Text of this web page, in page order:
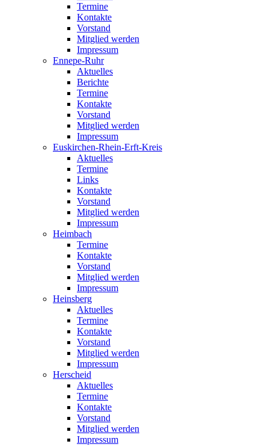
Termine
Kontakte
Vorstand
Mitglied werden
Impressum
Ennepe-Ruhr
Aktuelles
Berichte
Termine
Kontakte
Vorstand
Mitglied werden
Impressum
Euskirchen-Rhein-Erft-Kreis
Aktuelles
Termine
Links
Kontakte
Vorstand
Mitglied werden
Impressum
Heimbach
Termine
Kontakte
Vorstand
Mitglied werden
Impressum
Heinsberg
Aktuelles
Termine
Kontakte
Vorstand
Mitglied werden
Impressum
Herscheid
Aktuelles
Termine
Kontakte
Vorstand
Mitglied werden
Impressum